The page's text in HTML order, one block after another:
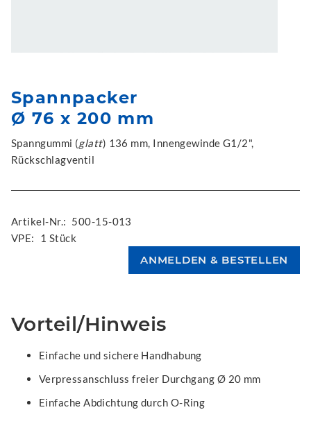
Spannpacker
Ø 76 x 200 mm
Spanngummi (glatt) 136 mm, Innengewinde G1/2",
Rückschlagventil
Artikel-Nr.: 500-15-013
VPE:
1 Stück
Vorteil/Hinweis
Einfache und sichere Handhabung
Verpressanschluss freier Durchgang Ø 20 mm
Einfache Abdichtung durch O-Ring